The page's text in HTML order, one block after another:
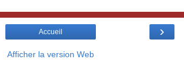
›
Accueil
Afficher la version Web